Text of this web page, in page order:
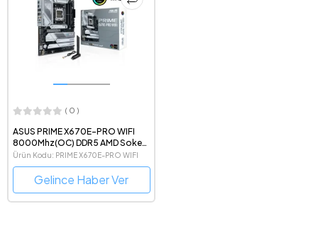
( 0 )
ASUS PRIME X670E-PRO WIFI
8000Mhz(OC) DDR5 AMD Soket
AM5 ATX Anakart
Ürün Kodu: PRIME X670E-PRO WIFI
Gelince Haber Ver